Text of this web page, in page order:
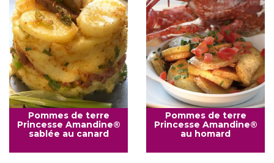
Pommes de terre
Princesse Amandine®
sablée au canard
Pommes de terre
Princesse Amandine®
au homard